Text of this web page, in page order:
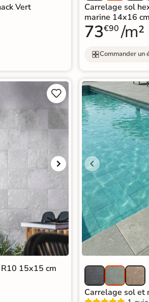
Vert
Carrelage sol
marine 14x16 cm
73€90 /m²
Commander un


15x15 cm
Carrelage sol et